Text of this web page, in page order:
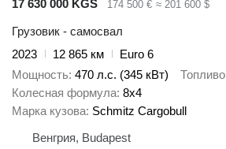
17 630 000 KGS
174 500 € ≈ 201 600 $
Грузовик - самосвал
2023
12 865 км
Euro 6
Мощность 470 л.с. (345 кВт) Топливо
Колесная формула 8x4
Марка кузова Schmitz Cargobull
Венгрия, Budapest